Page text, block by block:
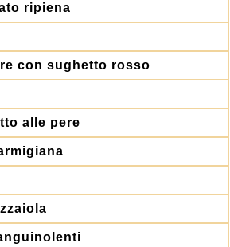
ripiena
con sughetto rosso
alle pere